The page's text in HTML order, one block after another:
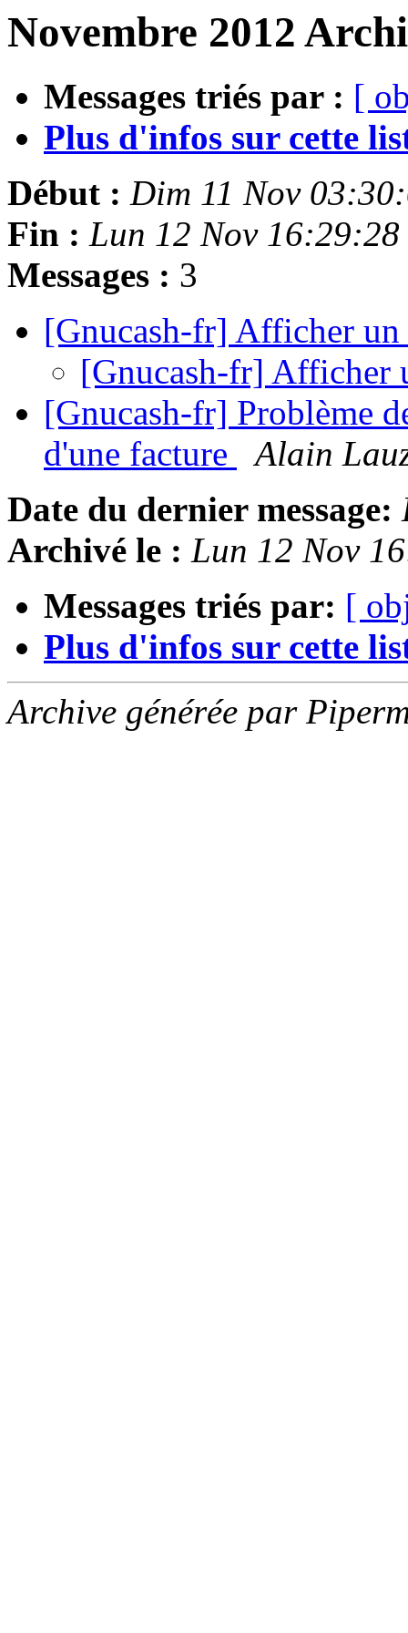
Novembre 2012
Messages triés par : [
Plus d'infos sur cette
Début : Dim 11 Nov
Fin : Lun 12 Nov 16:29:28
Messages : 3
[Gnucash-fr] Afficher
[Gnucash-fr] Afficher
[Gnucash-fr] Problème
d'une facture
Alain
Date du dernier message:
Archivé le : Lun 12 Nov
Messages triés par: [
Plus d'infos sur cette
Archive générée par